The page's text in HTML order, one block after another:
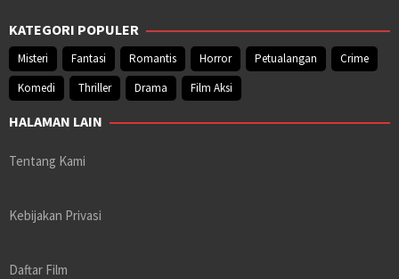
KATEGORI POPULER
Misteri Fantasi Romantis Horror Petualangan
Crime
Komedi
Thriller Drama Film Aksi
HALAMAN LAIN
Tentang Kami
Kebijakan Privasi
Daftar Film